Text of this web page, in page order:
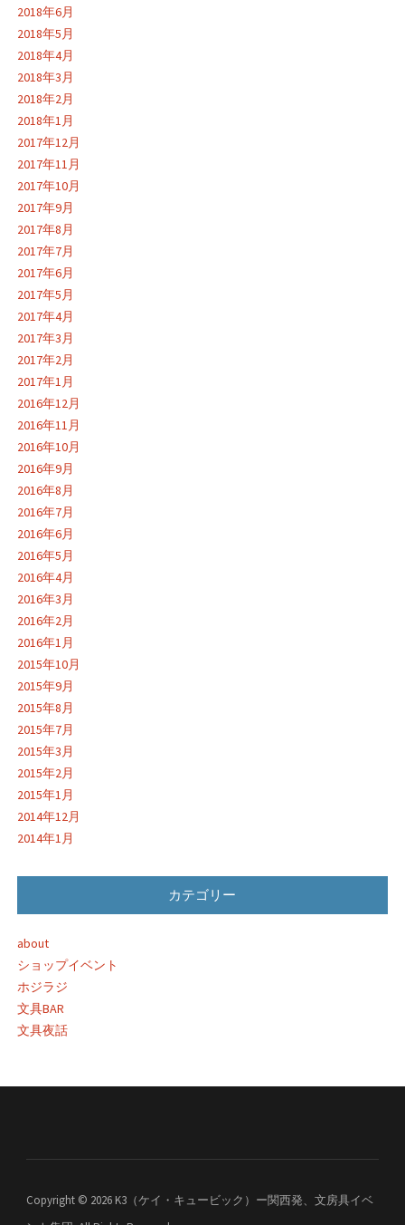
2018年6月
2018年5月
2018年4月
2018年3月
2018年2月
2018年1月
2017年12月
2017年11月
2017年10月
2017年9月
2017年8月
2017年7月
2017年6月
2017年5月
2017年4月
2017年3月
2017年2月
2017年1月
2016年12月
2016年11月
2016年10月
2016年9月
2016年8月
2016年7月
2016年6月
2016年5月
2016年4月
2016年3月
2016年2月
2016年1月
2015年10月
2015年9月
2015年8月
2015年7月
2015年3月
2015年2月
2015年1月
2014年12月
2014年1月
カテゴリー
about
ショップイベント
ホジラジ
文具BAR
文具夜話
Copyright © 2026 K3（ケイ・キュービック）ー関西発、文房具イベ